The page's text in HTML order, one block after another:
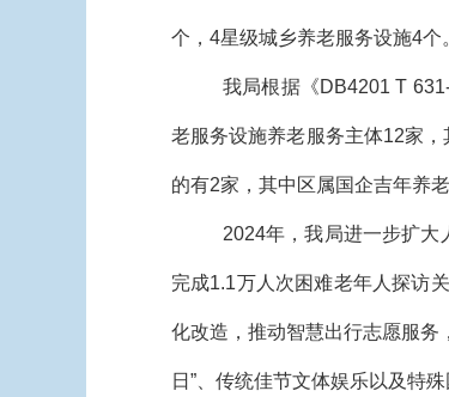
个，4星级城乡养老服务设施4个
我局根据《DB4201 T
老服务设施养老服务主体12家
的有2家，其中区属国企吉年养
2024年，我局进一步扩
完成1.1万人次困难老年人探访
化改造，推动智慧出行志愿服务
日”、传统佳节文体娱乐以及特